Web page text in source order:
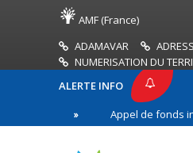
AMF (France)
ADAMAVAR
NUMERISATION DU
ALERTE INFO
Appel de fonds
ligne